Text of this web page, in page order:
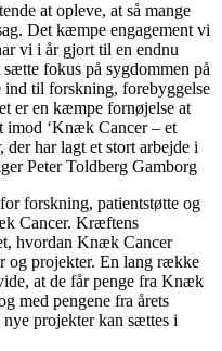
at opleve, at så mange
Det kæmpe engagement vi
vi i år gjort til en endnu
fokus på sygdommen på
ind til forskning, forebyggelse
er en kæmpe fornøjelse at
imod ‘Knæk Cancer – et
der har lagt et stort arbejde i
Peter Toldberg Gamborg
forskning, patientstøtte og
Cancer. Kræftens
hvordan Knæk Cancer
og projekter. En lang række
at de får penge fra Knæk
med pengene fra årets
projekter kan sættes i